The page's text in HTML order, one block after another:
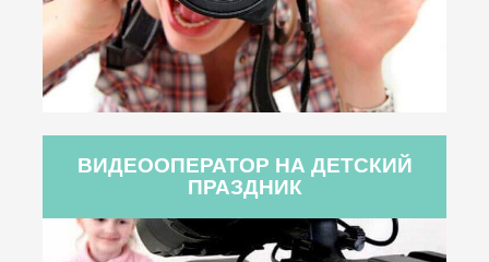
ВИДЕООПЕРАТОР НА ДЕТСКИЙ
ПРАЗДНИК